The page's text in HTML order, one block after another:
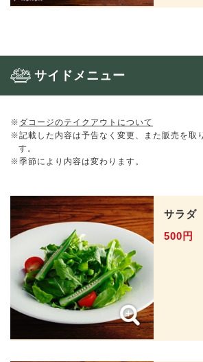
サイドメニュー
※ ダコージのテイクアウトについて
※記載した内容は予告なく変更、また販売を取
す。
※季節により内容は変わります。
サラダ
500円